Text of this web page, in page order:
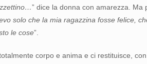
” dice la donna con amarezza. Ma
solo che la mia ragazzina fosse felice,
le cose”.
corpo e anima e ci restituisce,